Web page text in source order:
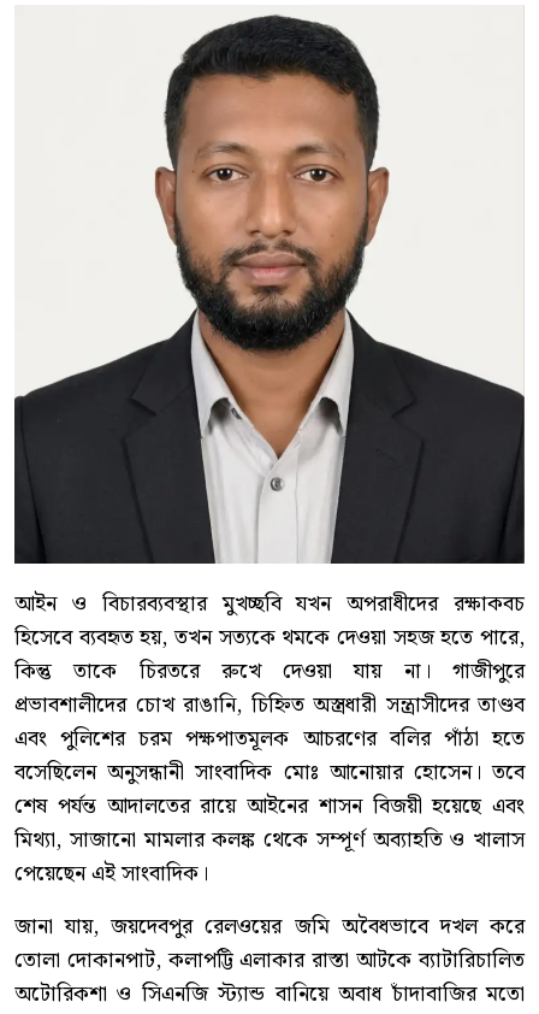
আইন ও বিচারব্যবস্থার মুখচ্ছবি যখন অপরাধীদের রক্ষাকবচ
হিসেবে ব্যবহৃত হয়, তখন সত্যকে থমকে দেওয়া সহজ হতে পারে,
কিন্তু তাকে চিরতরে রুখে দেওয়া যায় না। গাজীপুরে
প্রভাবশালীদের চোখ রাঙানি, চিহ্নিত অস্ত্রধারী সন্ত্রাসীদের তাণ্ডব
এবং পুলিশের চরম পক্ষপাতমূলক আচরণের বলির পাঁঠা হতে
বসেছিলেন অনুসন্ধানী সাংবাদিক মোঃ আনোয়ার হোসেন। তবে
শেষ পর্যন্ত আদালতের রায়ে আইনের শাসন বিজয়ী হয়েছে এবং
মিথ্যা, সাজানো মামলার কলঙ্ক থেকে সম্পূর্ণ অব্যাহতি ও খালাস
পেয়েছেন এই সাংবাদিক।
জানা যায়, জয়দেবপুর রেলওয়ের জমি অবৈধভাবে দখল করে
তোলা দোকানপাট, কলাপট্টি এলাকার রাস্তা আটকে ব্যাটারিচালিত
অটোরিকশা ও সিএনজি স্ট্যান্ড বানিয়ে অবাধ চাঁদাবাজির মতো